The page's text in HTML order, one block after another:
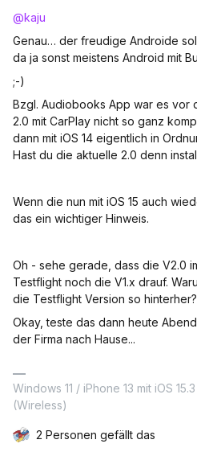
@kaju
Genau… der freudige Androide
da ja sonst meistens Android mit
;-)
Bzgl. Audiobooks App war es vor
2.0 mit CarPlay nicht so ganz
dann mit iOS 14 eigentlich in
Hast du die aktuelle 2.0 denn
Wenn die nun mit iOS 15 auch
das ein wichtiger Hinweis.
Oh - sehe gerade, dass die V2.0
Testflight noch die V1.x drauf.
die Testflight Version so hinterher?
Okay, teste das dann heute
der Firma nach Hause...
Windows 11 / iPhone 13 mit iOS
(Wireless)
2 Personen gefällt das